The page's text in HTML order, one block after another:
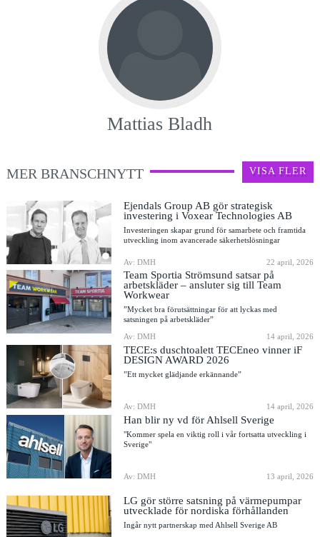
Mattias Bladh
MER BRANSCHNYTT VISA FLER
Ejendals Group AB gör strategisk
investering i Voxear Technologies AB
Investeringen skapar grund för samarbete och framtida
utveckling inom avancerade säkerhetslösningar
Av: DMH 22 april, 2026
Team Sportia Strömsund satsar på
arbetskläder – ansluter sig till Team
Workwear
”Mycket bra förutsättningar för att lyckas med
satsningen på arbetskläder”
Av: DMH
14 april, 2026
TECE:s duschtoalett TECEneo vinner iF
DESIGN AWARD 2026
”Ett mycket glädjande erkännande”
Av: DMH 14 april, 2026
Han blir ny vd för Ahlsell Sverige
"Kommer spela en viktig roll i vår fortsatta utveckling i
Sverige"
Av: DMH 13 april, 2026
LG gör större satsning på värmepumpar
utvecklade för nordiska förhållanden
Ingår nytt partnerskap med Ahlsell Sverige AB